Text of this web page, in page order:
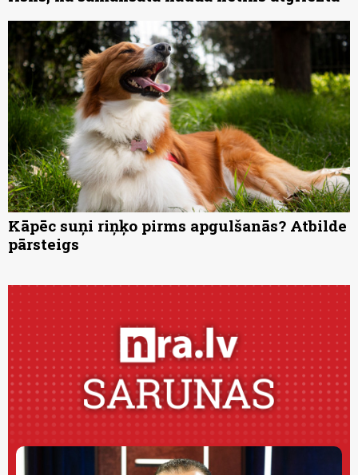
Kāpēc suņi riņķo pirms apgulšanās? Atbilde
pārsteigs